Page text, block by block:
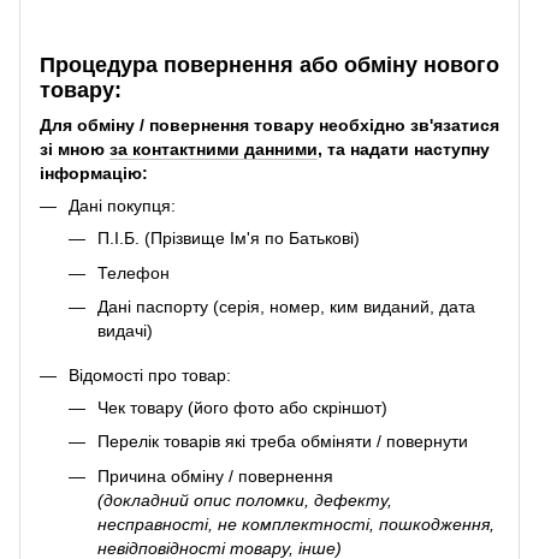
Процедура повернення або обміну нового
товару:
Для обміну / повернення товару необхідно зв'язатися
зі мною за контактними данними, та надати наступну
інформацію:
Дані покупця:
П.І.Б. (Прізвище Ім'я по Батькові)
Телефон
Дані паспорту (серія, номер, ким виданий, дата
видачі)
Відомості про товар:
Чек товару (його фото або скріншот)
Перелік товарів які треба обміняти / повернути
Причина обміну / повернення
(докладний опис поломки, дефекту,
несправності, не комплектності, пошкодження,
невідповідності товару, інше)